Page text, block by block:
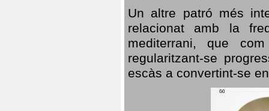
Un altre patró més
relacionat amb la
mediterrani, que
regularitzant-se
escàs a convertint-se